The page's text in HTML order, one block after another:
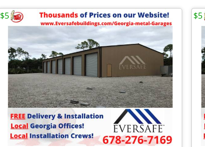
$5 $5